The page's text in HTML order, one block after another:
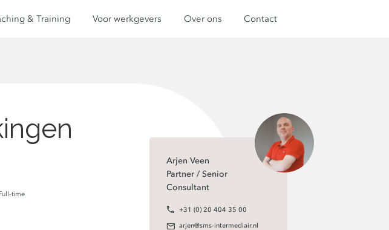
& Training Voor werkgevers Over ons Contact
time
Arjen Veen
Partner / Senior
Consultant
+31 (0) 20 404 35 00
arjen@sms-intermediair.nl